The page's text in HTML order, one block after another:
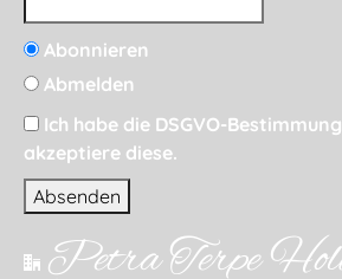
Abonnieren
Abmelden
Ich habe die DSGVO-
akzeptiere diese.
Petra Terpe